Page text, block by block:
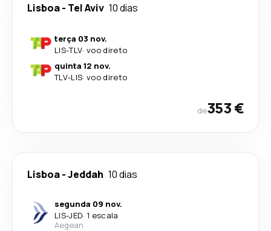
Lisboa- Tel Aviv 10 dias
terça 03 nov.
LIS-TLV· voo direto
quinta 12 nov.
TLV-LIS· voo direto
de353 €
Lisboa-Jeddah 10 dias
segunda 09 nov.
LIS-JED· 1 escala
Aegean